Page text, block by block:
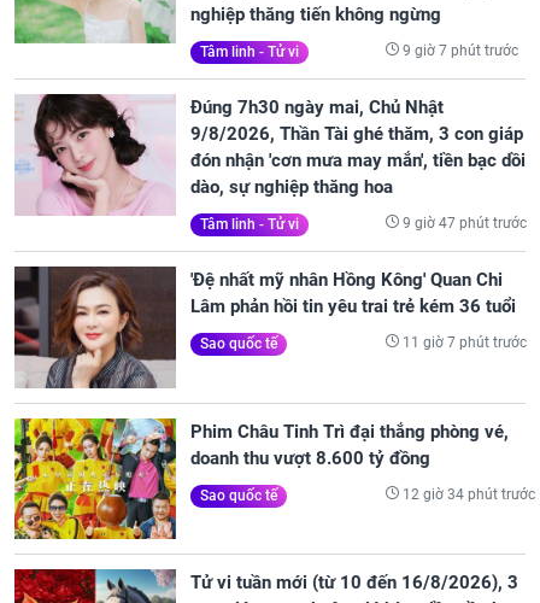
nghiệp thăng tiến không ngừng
Tâm linh - Tử vi 9 giờ 7 phút trước
Đúng 7h30 ngày mai, Chủ Nhật
9/8/2026, Thần Tài ghé thăm, 3 con giáp
đón nhận 'cơn mưa may mắn', tiền bạc dồi
dào, sự nghiệp thăng hoa
Tâm linh - Tử vi 9 giờ 47 phút trước
'Đệ nhất mỹ nhân Hồng Kông' Quan Chi
Lâm phản hồi tin yêu trai trẻ kém 36 tuổi
Sao quốc tế 11 giờ 7 phút trước
Phim Châu Tinh Trì đại thắng phòng vé,
doanh thu vượt 8.600 tỷ đồng
Sao quốc tế 12 giờ 34 phút trước
Tử vi tuần mới (từ 10 đến 16/8/2026), 3